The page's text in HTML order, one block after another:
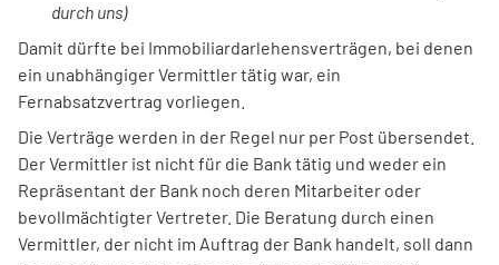
durch uns)
Damit dürfte bei Immobiliardarlehensverträgen, bei denen
ein unabhängiger Vermittler tätig war, ein
Fernabsatzvertrag vorliegen.
Die Verträge werden in der Regel nur per Post übersendet.
Der Vermittler ist nicht für die Bank tätig und weder ein
Repräsentant der Bank noch deren Mitarbeiter oder
bevollmächtigter Vertreter. Die Beratung durch einen
Vermittler, der nicht im Auftrag der Bank handelt, soll dann